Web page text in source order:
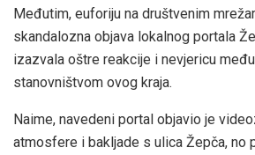
Međutim, euforiju na društvenim
skandalozna objava lokalnog portala
izazvala oštre reakcije i nevjericu
stanovništvom ovog kraja.
Naime, navedeni portal objavio je
atmosfere i bakljade s ulica Žepča, no